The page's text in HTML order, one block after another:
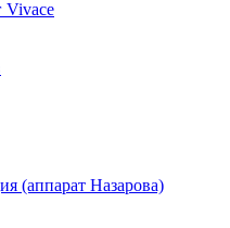
Vivace
(аппарат Назарова)